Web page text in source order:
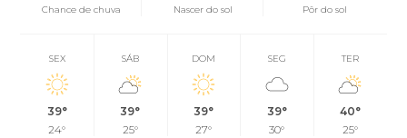
Chance de chuva
Nascer do sol Pôr do sol
SEX
39°
24°
SÁB
39°
25°
DOM
39°
27°
SEG
39°
30°
TER
40°
25°